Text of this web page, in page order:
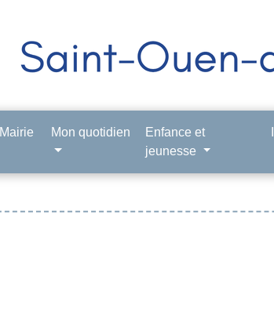
Mon quotidien
Enfance et
jeunesse